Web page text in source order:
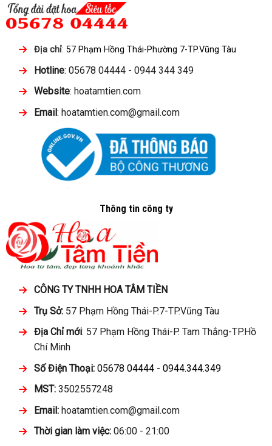
Địa chỉ: 57 Phạm Hồng Thái-Phường 7-TP.Vũng Tàu
Hotline: 05678 04444 - 0944 344 349
Website: hoatamtien.com
Email: hoatamtien.com@gmail.com
Thông tin công ty
CÔNG TY TNHH HOA TÂM TIỀN
Trụ Sở: 57 Phạm Hồng Thái-P.7-TP.Vũng Tàu
Địa Chỉ mới: 57 Phạm Hồng Thái-P. Tam Thắng-TP.Hồ
Chí Minh
Số Điện Thoại: 05678 04444- 0944.344.349
MST:3502557248
Email: hoatamtien.com@gmail.com
Thời gian làm việc:06:00 - 21:00